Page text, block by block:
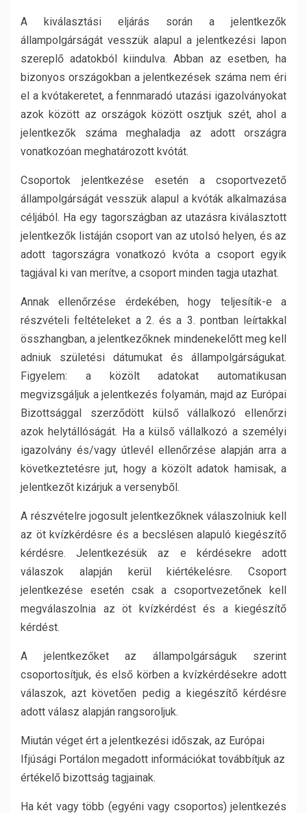
A kiválasztási eljárás során a jelentkezők
állampolgárságát vesszük alapul a jelentkezési lapon
szereplő adatokból kiindulva. Abban az esetben, ha
bizonyos országokban a jelentkezések száma nem éri
el a kvótakeretet, a fennmaradó utazási igazolványokat
azok között az országok között osztjuk szét, ahol a
jelentkezők száma meghaladja az adott országra
vonatkozóan meghatározott kvótát.
Csoportok jelentkezése esetén a csoportvezető
állampolgárságát vesszük alapul a kvóták alkalmazása
céljából. Ha egy tagországban az utazásra kiválasztott
jelentkezők listáján csoport van az utolsó helyen, és az
adott tagországra vonatkozó kvóta a csoport egyik
tagjával ki van merítve, a csoport minden tagja utazhat.
Annak ellenőrzése érdekében, hogy teljesítik-e a
részvételi feltételeket a 2. és a 3. pontban leírtakkal
összhangban, a jelentkezőknek mindenekelőtt meg kell
adniuk születési dátumukat és állampolgárságukat.
Figyelem: a közölt adatokat automatikusan
megvizsgáljuk a jelentkezés folyamán, majd az Európai
Bizottsággal szerződött külső vállalkozó ellenőrzi
azok helytállóságát. Ha a külső vállalkozó a személyi
igazolvány és/vagy útlevél ellenőrzése alapján arra a
következtetésre jut, hogy a közölt adatok hamisak, a
jelentkezőt kizárjuk a versenyből.
A részvételre jogosult jelentkezőknek válaszolniuk kell
az öt kvízkérdésre és a becslésen alapuló kiegészítő
kérdésre. Jelentkezésük az e kérdésekre adott
válaszok alapján kerül kiértékelésre. Csoport
jelentkezése esetén csak a csoportvezetőnek kell
megválaszolnia az öt kvízkérdést és a kiegészítő
kérdést.
A jelentkezőket az állampolgárságuk szerint
csoportosítjuk, és első körben a kvízkérdésekre adott
válaszok, azt követően pedig a kiegészítő kérdésre
adott válasz alapján rangsoroljuk.
Miután véget ért a jelentkezési időszak, az Európai
Ifjúsági Portálon megadott információkat továbbítjuk az
értékelő bizottság tagjainak.
Ha két vagy több (egyéni vagy csoportos) jelentkezés